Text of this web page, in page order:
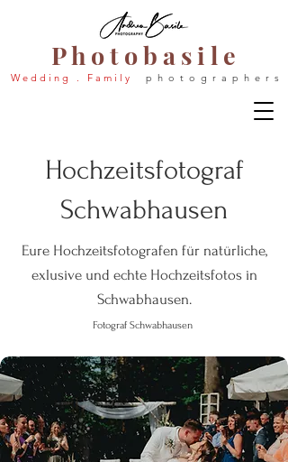
P h o t o b a s i l e
W e d d i n g . F a m i l y p h o t o g r a p h e r s
Hochzeitsfotograf
Schwabhausen
Eure Hochzeitsfotografen für natürliche,
exlusive und echte Hochzeitsfotos in
Schwabhausen.
Fotograf Schwabhausen